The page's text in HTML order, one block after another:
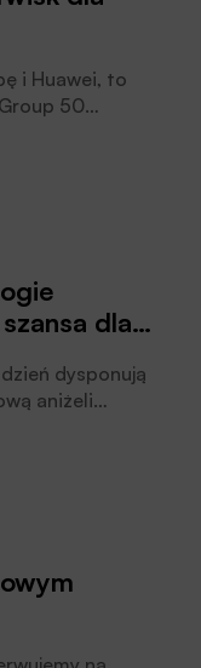
i Huawei, to
50
dla
dysponują
aniżeli